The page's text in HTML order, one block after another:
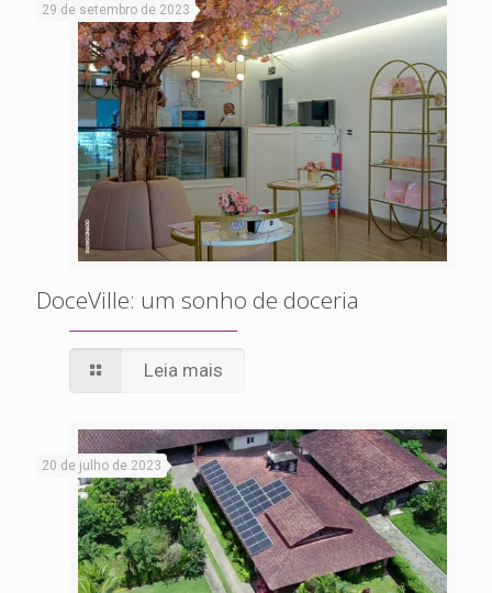
29 de setembro de 2023
DoceVille: um sonho de doceria
Leia mais
20 de julho de 2023